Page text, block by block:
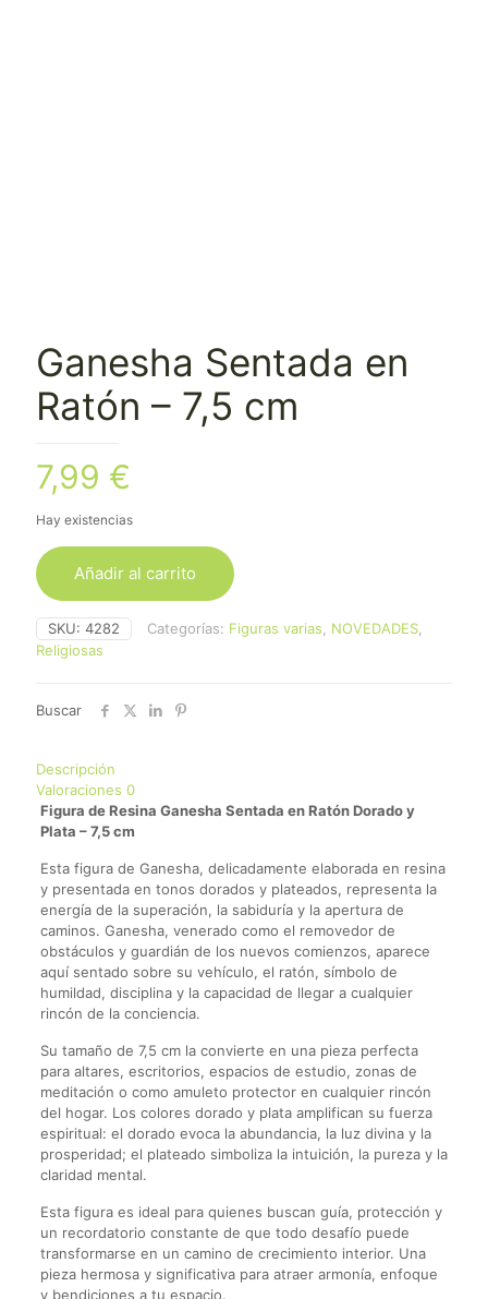
Ganesha Sentada en
Ratón – 7,5 cm
7,99 €
Hay existencias
Añadir al carrito
SKU: 4282 Categorías: Figuras varias NOVEDADES
Religiosas
Buscar
Descripción
Valoraciones 0
Figura de Resina Ganesha Sentada en Ratón Dorado y
Plata – 7,5 cm
Esta figura de Ganesha, delicadamente elaborada en resina
y presentada en tonos dorados y plateados, representa la
energía de la superación, la sabiduría y la apertura de
caminos. Ganesha, venerado como el removedor de
obstáculos y guardián de los nuevos comienzos, aparece
aquí sentado sobre su vehículo, el ratón, símbolo de
humildad, disciplina y la capacidad de llegar a cualquier
rincón de la conciencia.
Su tamaño de 7,5 cm la convierte en una pieza perfecta
para altares, escritorios, espacios de estudio, zonas de
meditación o como amuleto protector en cualquier rincón
del hogar. Los colores dorado y plata amplifican su fuerza
espiritual: el dorado evoca la abundancia, la luz divina y la
prosperidad; el plateado simboliza la intuición, la pureza y la
claridad mental.
Esta figura es ideal para quienes buscan guía, protección y
un recordatorio constante de que todo desafío puede
transformarse en un camino de crecimiento interior. Una
pieza hermosa y significativa para atraer armonía, enfoque
y bendiciones a tu espacio.